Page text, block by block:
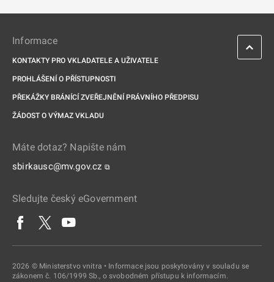
Informace
KONTAKTY PRO VKLADATELE A UŽIVATELE
PROHLÁŠENÍ O PŘÍSTUPNOSTI
PŘEKÁŽKY BRÁNÍCÍ ZVEŘEJNĚNÍ PRÁVNÍHO PŘEDPISU
ŽÁDOST O VÝMAZ VKLADU
Máte dotaz? Napište nám
sbirkausc@mv.gov.cz ⧉
Sledujte český eGovernment
2026 © Ministerstvo vnitra • Informace jsou poskytovány v souladu se
zákonem č. 106/1999 Sb., o svobodném přístupu k informacím.